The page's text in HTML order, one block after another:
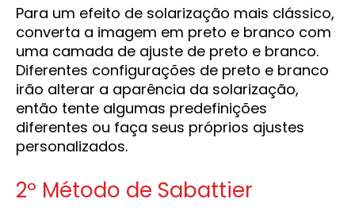
Para um efeito de solarização mais clássico,
converta a imagem em preto e branco com
uma camada de ajuste de preto e branco.
Diferentes configurações de preto e branco
irão alterar a aparência da solarização,
então tente algumas predefinições
diferentes ou faça seus próprios ajustes
personalizados.
2º Método de Sabattier